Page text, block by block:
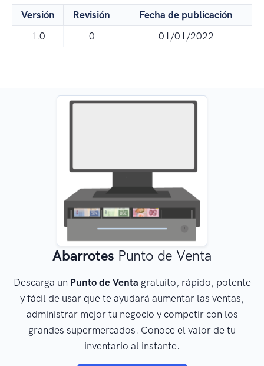
Versión
Revisión
Fecha de publicación
1.0
0 01/01/2022
Abarrotes Punto de Venta
Descarga un Punto de Venta gratuito, rápido, potente
y fácil de usar que te ayudará aumentar las ventas,
administrar mejor tu negocio y competir con los
grandes supermercados. Conoce el valor de tu
inventario al instante.